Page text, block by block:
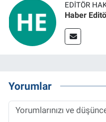
EDITÖR
Haber
Yorumlar